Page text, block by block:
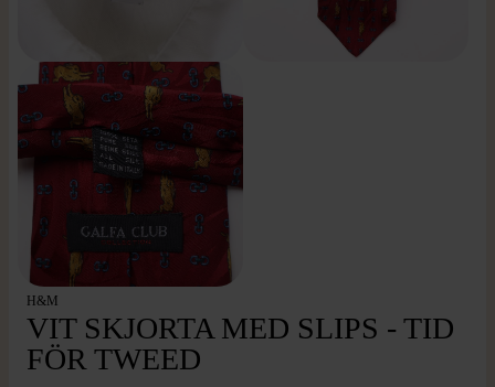
H&M
VIT SKJORTA MED SLIPS - TID
FÖR TWEED